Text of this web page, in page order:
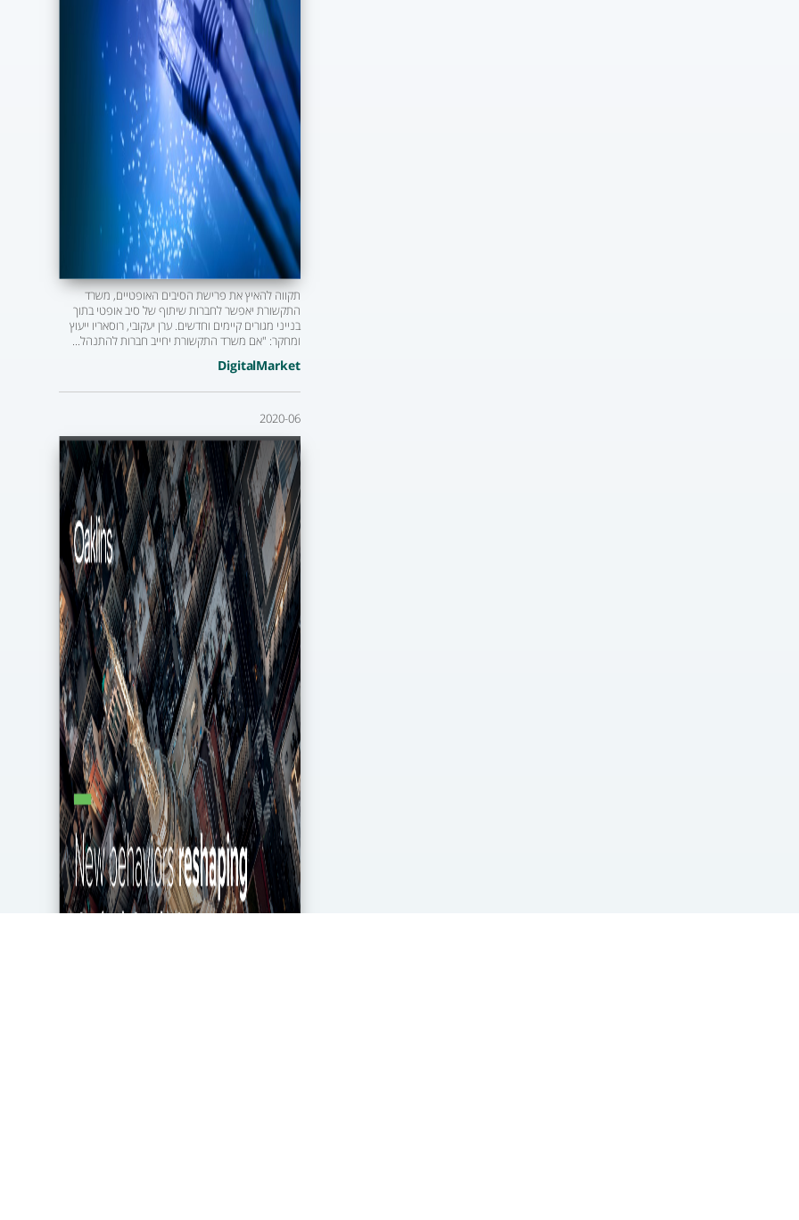
תקווה להאיץ את פרישת הסיבים האופטיים, משרד
התקשורת יאפשר לחברות שיתוף של סיב אופטי בתוך
בנייני מגורים קיימים וחדשים. ערן יעקובי, רוסאריו ייעוץ
ומחקר: "אם משרד התקשורת יחייב חברות להתנהל...
DigitalMarket
2020-06